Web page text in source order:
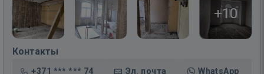
+10
Контакты
+371 *** *** 74 Эл. почта WhatsApp